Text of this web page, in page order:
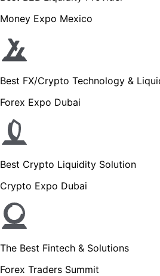
Money Expo Mexico
Best FX/Crypto Technology &
Forex Expo Dubai
Best Crypto Liquidity Solution
Crypto Expo Dubai
The Best Fintech & Solutions
Forex Traders Summit